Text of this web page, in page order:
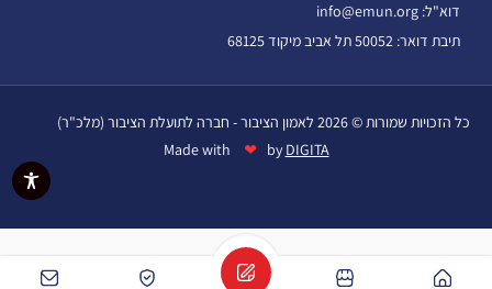
דוא"ל: info@emun.org
תיבת דואר: 50052 תל אביב מיקוד 68125
כל הזכויות שמורות © 2026 לאמון הציבור - חברה לתועלת הציבור (מלכ"ר)
Made with
❤ by DIGITA